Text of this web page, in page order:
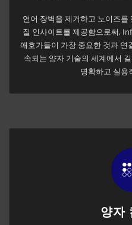
언어 장벽을 제거하고 노이즈
질 인사이트를 제공함으로써,
애호가들이 가장 중요한 것과 연
속되는 양자 기술의 세계에서
명확하고 실용
양자